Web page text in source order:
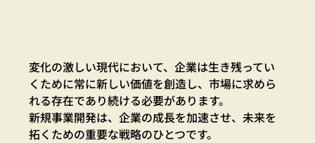
変化の激しい現代において、企業は生き残ってい
くために常に新しい価値を創造し、市場に求めら
れる存在であり続ける必要があります。
新規事業開発は、企業の成長を加速させ、未来を
拓くための重要な戦略のひとつです。